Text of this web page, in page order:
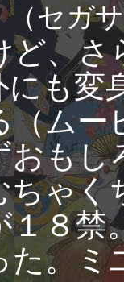
（セガ
ど、
も変
（ムー
おもし
ちゃく
１８禁
た。ミ